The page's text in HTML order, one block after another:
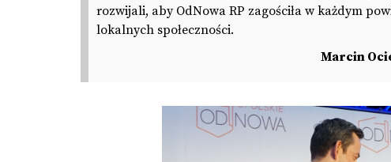
rozwijali, aby OdNowa RP zagościła w każdym
lokalnych społeczności.
Marcin